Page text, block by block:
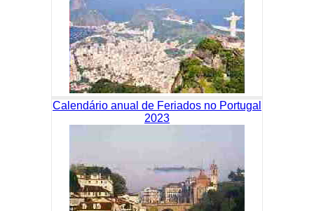
Calendário anual de Feriados no Portugal
2023